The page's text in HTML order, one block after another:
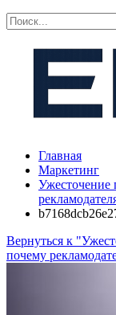
Главная
Маркетинг
Ужесточение
Вернуться к
почему